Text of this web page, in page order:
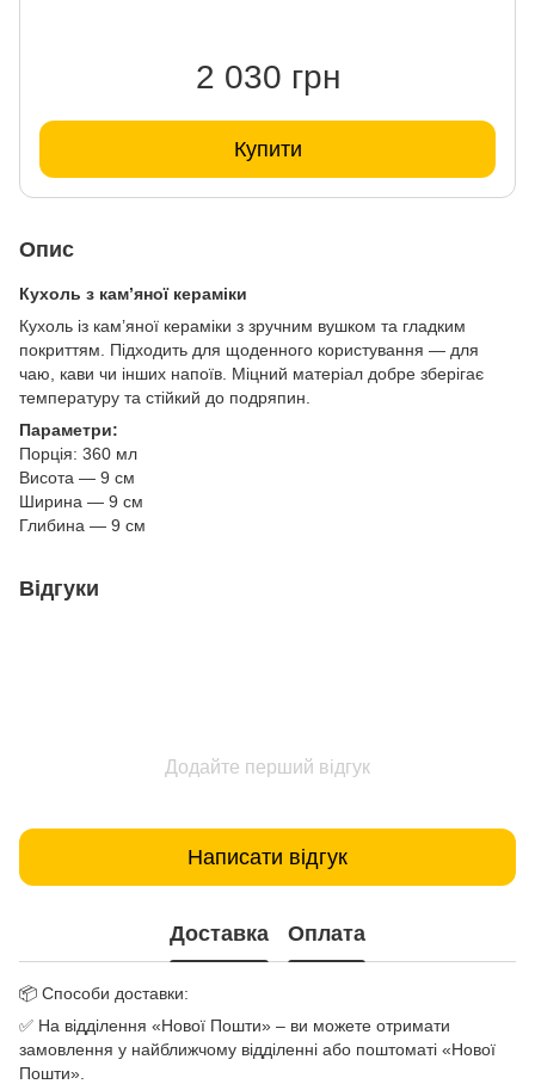
2 030 грн
Купити
Опис
Кухоль з кам’яної кераміки
Кухоль із кам’яної кераміки з зручним вушком та гладким
покриттям. Підходить для щоденного користування — для
чаю, кави чи інших напоїв. Міцний матеріал добре зберігає
температуру та стійкий до подряпин.
Параметри:
Порція: 360 мл
Висота — 9 см
Ширина — 9 см
Глибина — 9 см
Відгуки
Додайте перший відгук
Написати відгук
Доставка Оплата
📦 Способи доставки:
✅ На відділення «Нової Пошти» – ви можете отримати
замовлення у найближчому відділенні або поштоматі «Нової
Пошти».